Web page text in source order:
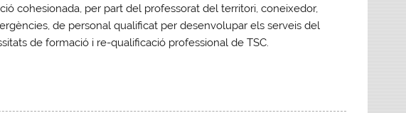
cohesionada, per part del professorat del territori, coneixedor,
de personal qualificat per desenvolupar els serveis del
de formació i re-qualificació professional de TSC.